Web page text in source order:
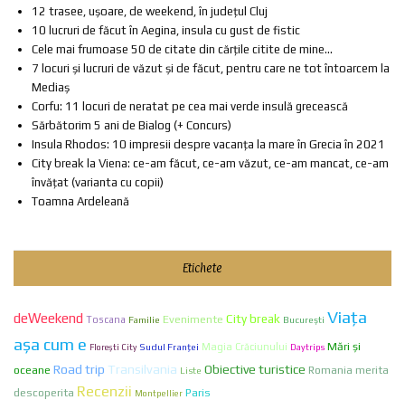
12 trasee, ușoare, de weekend, în județul Cluj
10 lucruri de făcut în Aegina, insula cu gust de fistic
Cele mai frumoase 50 de citate din cărțile citite de mine...
7 locuri și lucruri de văzut și de făcut, pentru care ne tot întoarcem la
Mediaș
Corfu: 11 locuri de neratat pe cea mai verde insulă grecească
Sărbătorim 5 ani de Bialog (+ Concurs)
Insula Rhodos: 10 impresii despre vacanța la mare în Grecia în 2021
City break la Viena: ce-am făcut, ce-am văzut, ce-am mancat, ce-am
învățat (varianta cu copii)
Toamna Ardeleană
Etichete
deWeekend Toscana Familie Evenimente City break Bucureşti Viaţa
aşa cum e Florești City Sudul Franței Magia Crăciunului Daytrips Mări și
oceane Road trip Transilvania Liste Obiective turistice Romania merita
descoperita Recenzii Montpellier Paris